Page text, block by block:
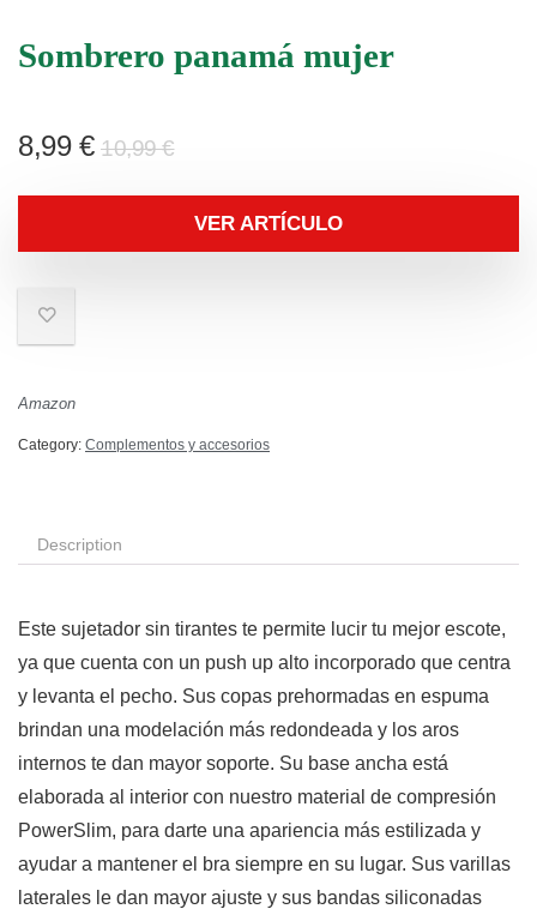
Sombrero panamá mujer
10,99€
8,99 €
VER ARTÍCULO
Amazon
Category: Complementos y accesorios
Description
Este sujetador sin tirantes te permite lucir tu mejor escote,
ya que cuenta con un push up alto incorporado que centra
y levanta el pecho. Sus copas prehormadas en espuma
brindan una modelación más redondeada y los aros
internos te dan mayor soporte. Su base ancha está
elaborada al interior con nuestro material de compresión
PowerSlim, para darte una apariencia más estilizada y
ayudar a mantener el bra siempre en su lugar. Sus varillas
laterales le dan mayor ajuste y sus bandas siliconadas